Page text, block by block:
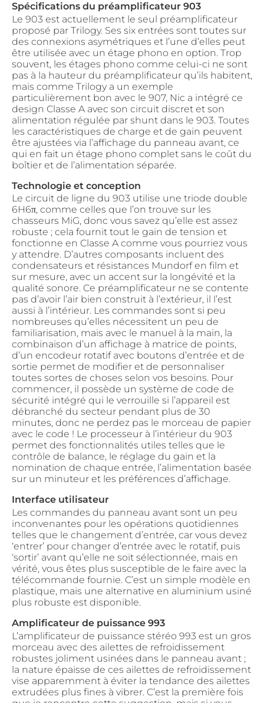
Spécifications du préamplificateur 903
Le 903 est actuellement le seul préamplificateur
proposé par Trilogy. Ses six entrées sont toutes sur
des connexions asymétriques et l’une d’elles peut
être utilisée avec un étage phono en option. Trop
souvent, les étages phono comme celui-ci ne sont
pas à la hauteur du préamplificateur qu’ils habitent,
mais comme Trilogy a un exemple
particulièrement bon avec le 907, Nic a intégré ce
design Classe A avec son circuit discret et son
alimentation régulée par shunt dans le 903. Toutes
les caractéristiques de charge et de gain peuvent
être ajustées via l’affichage du panneau avant, ce
qui en fait un étage phono complet sans le coût du
boîtier et de l’alimentation séparée.
Technologie et conception
Le circuit de ligne du 903 utilise une triode double
6H6π, comme celles que l’on trouve sur les
chasseurs MiG, donc vous savez qu’elle est assez
robuste ; cela fournit tout le gain de tension et
fonctionne en Classe A comme vous pourriez vous
y attendre. D’autres composants incluent des
condensateurs et résistances Mundorf en film et
sur mesure, avec un accent sur la longévité et la
qualité sonore. Ce préamplificateur ne se contente
pas d’avoir l’air bien construit à l’extérieur, il l’est
aussi à l’intérieur. Les commandes sont si peu
nombreuses qu’elles nécessitent un peu de
familiarisation, mais avec le manuel à la main, la
combinaison d’un affichage à matrice de points,
d’un encodeur rotatif avec boutons d’entrée et de
sortie permet de modifier et de personnaliser
toutes sortes de choses selon vos besoins. Pour
commencer, il possède un système de code de
sécurité intégré qui le verrouille si l’appareil est
débranché du secteur pendant plus de 30
minutes, donc ne perdez pas le morceau de papier
avec le code ! Le processeur à l’intérieur du 903
permet des fonctionnalités utiles telles que le
contrôle de balance, le réglage du gain et la
nomination de chaque entrée, l’alimentation basée
sur un minuteur et les préférences d’affichage.
Interface utilisateur
Les commandes du panneau avant sont un peu
inconvenantes pour les opérations quotidiennes
telles que le changement d’entrée, car vous devez
‘entrer’ pour changer d’entrée avec le rotatif, puis
‘sortir’ avant qu’elle ne soit sélectionnée, mais en
vérité, vous êtes plus susceptible de le faire avec la
télécommande fournie. C’est un simple modèle en
plastique, mais une alternative en aluminium usiné
plus robuste est disponible.
Amplificateur de puissance 993
L’amplificateur de puissance stéréo 993 est un gros
morceau avec des ailettes de refroidissement
robustes joliment usinées dans le panneau avant ;
la nature épaisse de ces ailettes de refroidissement
vise apparemment à éviter la tendance des ailettes
extrudées plus fines à vibrer. C’est la première fois